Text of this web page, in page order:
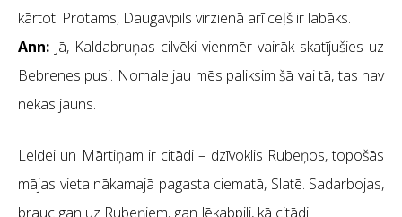
kārtot. Protams, Daugavpils virzienā arī ceļš ir labāks.
Ann: Jā, Kaldabruņas cilvēki vienmēr vairāk skatījušies uz
Bebrenes pusi. Nomale jau mēs paliksim šā vai tā, tas nav
nekas jauns.
Leldei un Mārtiņam ir citādi – dzīvoklis Rubeņos, topošās
mājas vieta nākamajā pagasta ciematā, Slatē. Sadarbojas,
brauc gan uz Rubeņiem, gan Jēkabpili, kā citādi.